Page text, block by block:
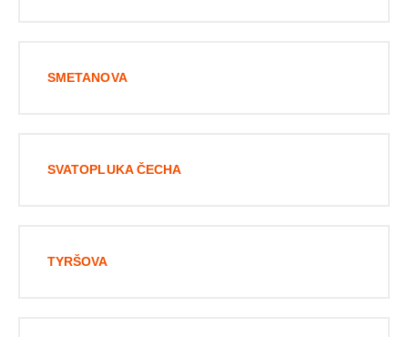
SMETANOVA
SVATOPLUKA ČECHA
TYRŠOVA